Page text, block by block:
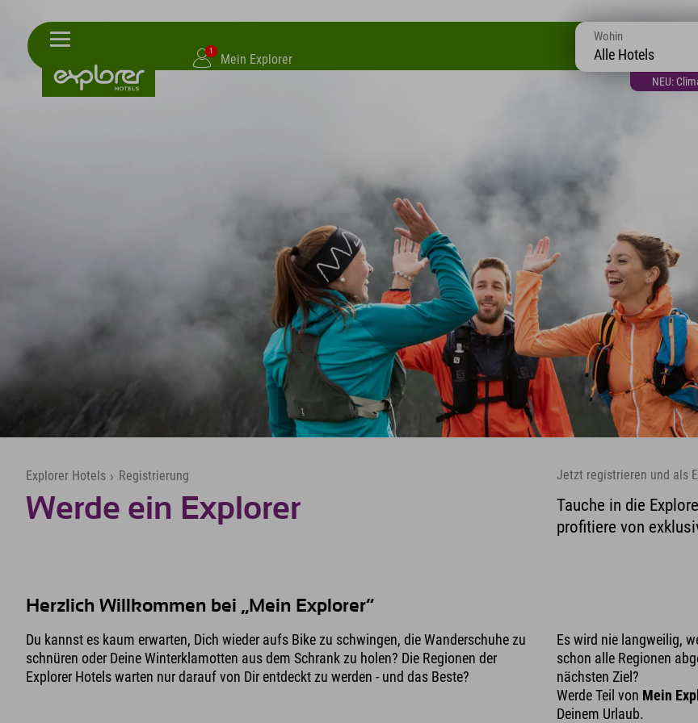
1
Mein Explorer
NEU:
Wohin
Alle Hotels
Explorer Hotels › Registrierung
Werde ein Explorer
Jetzt registrieren und als
Tauche in die
profitiere von
Herzlich Willkommen bei „Mein Explorer“
Du kannst es kaum erwarten, Dich wieder aufs Bike zu schwingen, die Wanderschuhe zu
schnüren oder Deine Winterklamotten aus dem Schrank zu holen? Die Regionen der
Explorer Hotels warten nur darauf von Dir entdeckt zu werden - und das Beste?
Es wird nie langweilig,
schon alle Regionen
nächsten Ziel?
Werde Teil von Mein
Deinem Urlaub.